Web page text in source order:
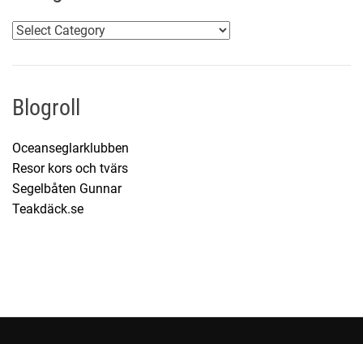
K
t
g
r
i
e
Blogroll
Oceanseglarklubben
Resor kors och tvärs
Segelbåten Gunnar
Teakdäck.se